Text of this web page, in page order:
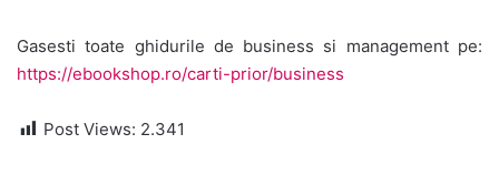
Gasesti toate ghidurile de business si management pe:
https://ebookshop.ro/carti-prior/business
Post Views: 2.341